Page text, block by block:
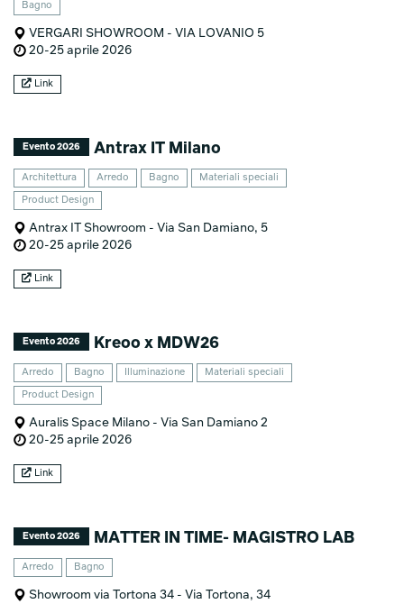
Bagno
VERGARI SHOWROOM - VIA LOVANIO 5
20-25 aprile 2026
Link
Evento 2026 Antrax IT Milano
Architettura Arredo Bagno Materiali speciali
Product Design
Antrax IT Showroom - Via San Damiano, 5
20-25 aprile 2026
Link
Evento 2026 Kreoo x MDW26
Arredo Bagno Illuminazione Materiali speciali
Product Design
Auralis Space Milano - Via San Damiano 2
20-25 aprile 2026
Link
Evento 2026 MATTER IN TIME- MAGISTRO LAB
Arredo Bagno
Showroom via Tortona 34 - Via Tortona, 34